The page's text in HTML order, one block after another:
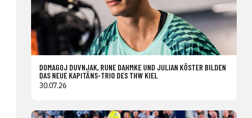
DOMAGOJ DUVNJAK, RUNE DAHMKE UND JULIAN KÖSTER BILDEN
DAS NEUE KAPITÄNS-TRIO DES THW KIEL
30.07.26